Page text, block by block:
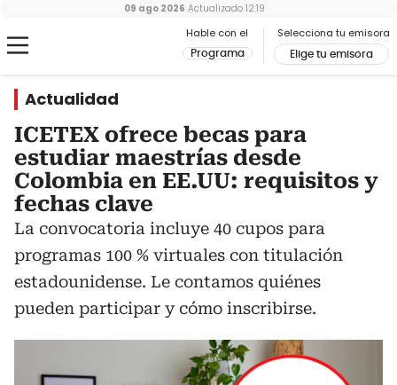
Hable con el
Programa
Selecciona tu emisora
Elige tu emisora
09 ago 2026 Actualizado 12:19
Actualidad
ICETEX ofrece becas para
estudiar maestrías desde
Colombia en EE.UU: requisitos y
fechas clave
La convocatoria incluye 40 cupos para
programas 100 % virtuales con titulación
estadounidense. Le contamos quiénes
pueden participar y cómo inscribirse.